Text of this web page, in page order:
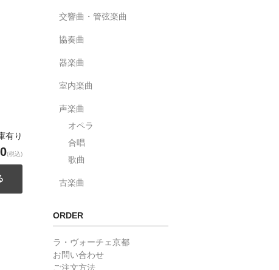
有り
(税込)
交響曲・管弦楽曲
協奏曲
器楽曲
室内楽曲
声楽曲
オペラ
合唱
歌曲
古楽曲
ORDER
ラ・ヴォーチェ京都
お問い合わせ
ご注文方法